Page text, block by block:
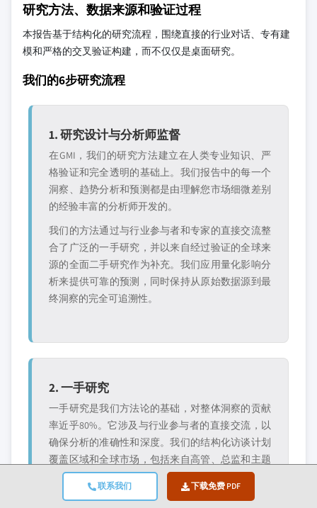
联系我们 下载免费 PDF
研究方法、数据来源和验证过程
本报告基于结构化的研究流程，围绕直接的行业对话、专有建
模和严格的交叉验证构建，而不仅仅是桌面研究。
我们的6步研究流程
1. 研究设计与分析师监督
在GMI，我们的研究方法建立在人类专业知识、严
格验证和完全透明的基础上。我们报告中的每一个
洞察、趋势分析和预测都是由理解您市场细微差别
的经验丰富的分析师开发的。
我们的方法通过与行业参与者和专家的直接交流整
合了广泛的一手研究，并以来自经过验证的全球来
源的全面二手研究作为补充。我们应用量化影响分
析来提供可靠的预测，同时保持从原始数据源到最
终洞察的完全可追溯性。
2. 一手研究
一手研究是我们方法论的基础，对整体洞察的贡献
率近乎80%。它涉及与行业参与者的直接交流，以
确保分析的准确性和深度。我们的结构化访谈计划
覆盖区域和全球市场，包括来自高管、总监和主题
专家的输入。这些互动提供战略、运营和技术视
角，实现全面的洞察和可靠的市场预测。